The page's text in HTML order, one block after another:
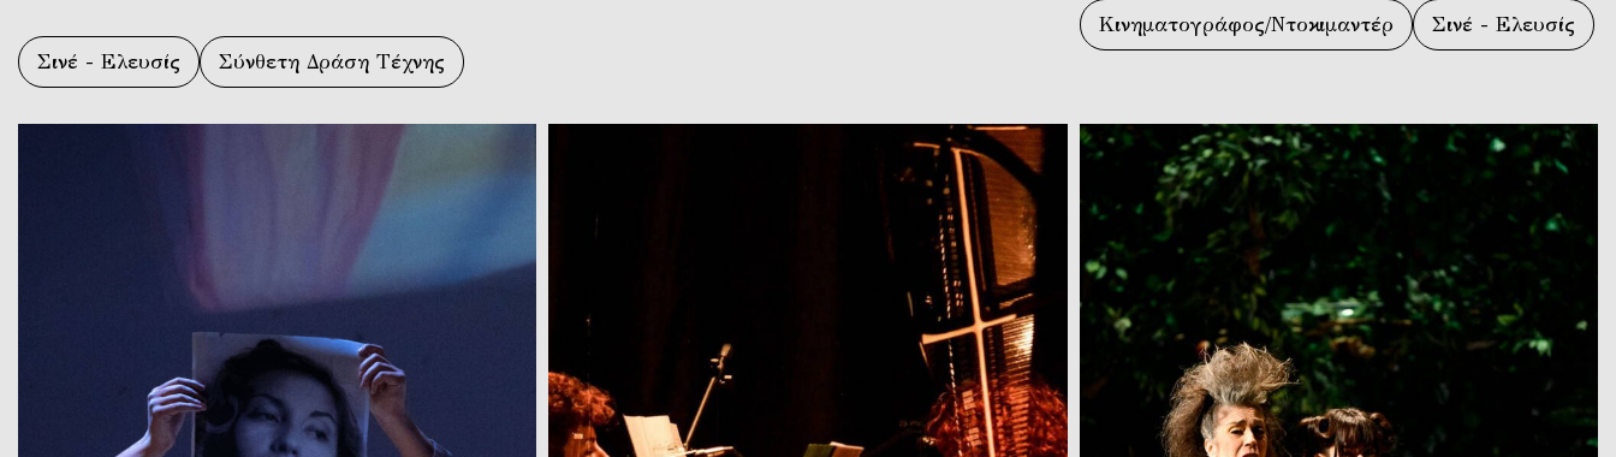
Σινέ - Ελευσίς Σύνθετη Δράση Τέχνης
Κινηματογράφος/Ντοκιμαντέρ Σινέ - Ελευσίς